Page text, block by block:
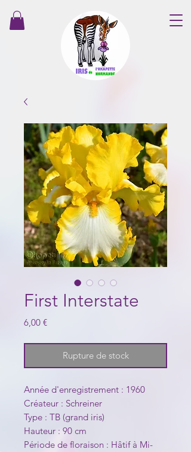
First Interstate
6,00 €Prix
Rupture de stock
Année d'enregistrement : 1960
Créateur : Schreiner
Type : TB (grand iris)
Hauteur : 90 cm
Période de floraison : Hâtif à Mi-